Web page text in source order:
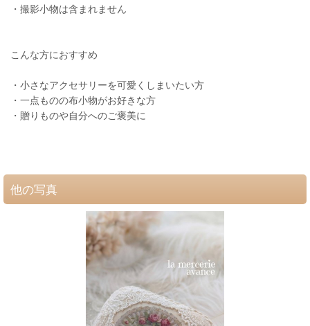
・撮影小物は含まれません
こんな方におすすめ
・小さなアクセサリーを可愛くしまいたい方
・一点ものの布小物がお好きな方
・贈りものや自分へのご褒美に
他の写真